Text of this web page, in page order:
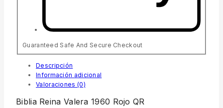
Guaranteed Safe And Secure Checkout
Descripción
Información adicional
Valoraciones (0)
Biblia Reina Valera 1960 Rojo QR